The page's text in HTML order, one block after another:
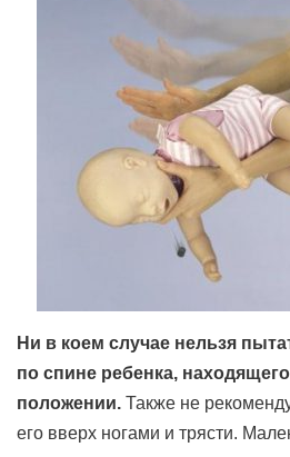
Ни в коем случае нельзя
по спине ребенка,
положении. Также не
его вверх ногами и трясти.